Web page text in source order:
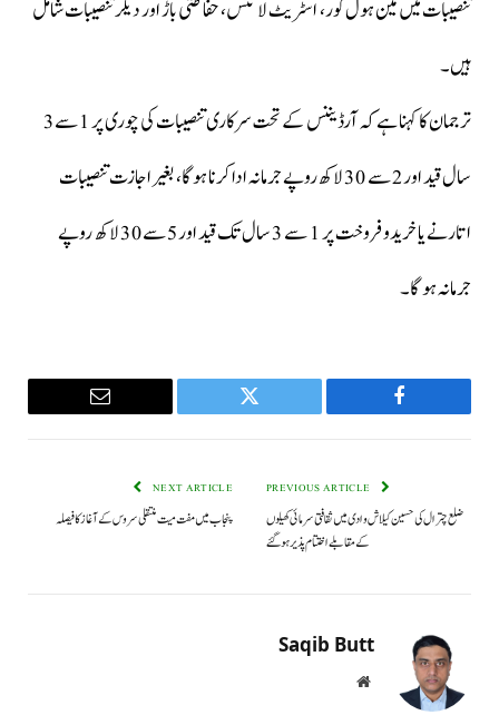
تنصیبات میں مین ہول کور، اسٹریٹ لائٹس، حفاظتی باڑ اور دیگر تنصیبات شامل
ہیں۔
ترجمان کا کہنا ہےکہ آرڈیننس کے تحت سرکاری تنصیبات کی چوری پر 1 سے3
سال قید اور 2 سے 30 لاکھ روپے جرمانہ ادا کرنا ہوگا، بغیر اجازت تنصیبات
اتارنے یا خریدوفروخت پر 1 سے 3 سال تک قید اور 5 سے 30 لاکھ روپے
جرمانہ ہو گا۔
Facebook
Twitter
Email
ضلع چترال کی حسین کیلاش وادی میں ثقافتی سرمائی کھیلوں
کے مقابلے اختتام پذیر ہو گئے
NEXT ARTICLE
پنجاب میں مفت میت منتقلی سروس کے آغاز کا فیصلہ
Saqib Butt
Website